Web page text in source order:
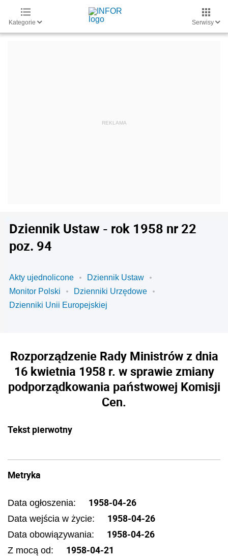
Kategorie Serwisy
Dziennik Ustaw - rok 1958 nr 22
poz. 94
Akty ujednolicone
Dziennik Ustaw
Monitor Polski
Dzienniki Urzędowe
Dzienniki Unii Europejskiej
Rozporządzenie Rady Ministrów z dnia
16 kwietnia 1958 r. w sprawie zmiany
podporządkowania państwowej Komisji
Cen.
Tekst pierwotny
Metryka
Data ogłoszenia: 1958-04-26
Data wejścia w życie: 1958-04-26
Data obowiązywania: 1958-04-26
Z mocą od: 1958-04-21